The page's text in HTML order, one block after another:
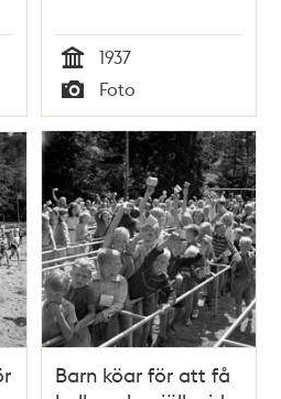
Tid
1937
Typ
Foto
Barn köar för att få